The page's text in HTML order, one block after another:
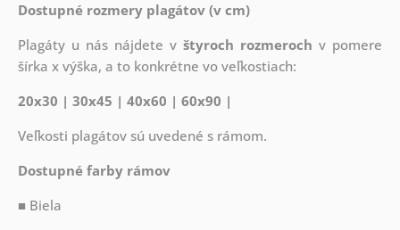
Dostupné rozmery plagátov (v cm)
Plagáty u nás nájdete vštyroch rozmeroch v pomere
šírka x výška, a to konkrétne vo veľkostiach:
20x30 | 30x45 | 40x60 | 60x90 |
Veľkosti plagátov sú uvedené s rámom.
Dostupné farby rámov
■ Biela